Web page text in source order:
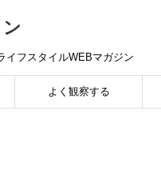
イフスタイルWEBマガジン
よく観察する